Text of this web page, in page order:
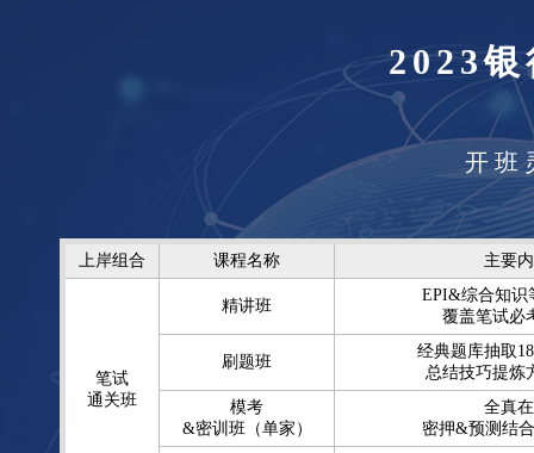
2023
开班
上岸组合 课程名称 主要
笔试
通关班
精讲班
EPI&综合知识
覆盖笔试必
刷题班
经典题库抽取
总结技巧提炼
模考
&密训班（单家）
全真
密押&预测结